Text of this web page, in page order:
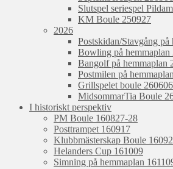
Slutspel seriespel
KM Boule 250927
2026
Postskidan/Stavgång på
Bowling på hemmaplan
Bangolf på hemmaplan
Postmilen på
Grillspelet boule 260606
MidsommarTia Boule
I historiskt perspektiv
PM Boule 160827-28
Posttrampet 160917
Klubbmästerskap Boule
Helanders Cup 161009
Simning på hemmaplan